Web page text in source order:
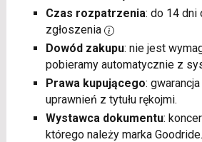
Czas rozpatrzenia: do 14 dni
zgłoszenia
Dowód zakupu: nie jest
pobieramy automatycznie z
Prawa kupującego:
uprawnień z tytułu rękojmi.
Wystawca dokumentu:
którego należy marka Goodride.